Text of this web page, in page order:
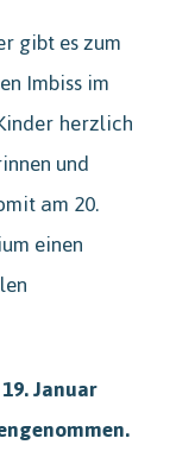
gibt es zum
Imbiss im
herzlich
und
am 20.
einen
Januar